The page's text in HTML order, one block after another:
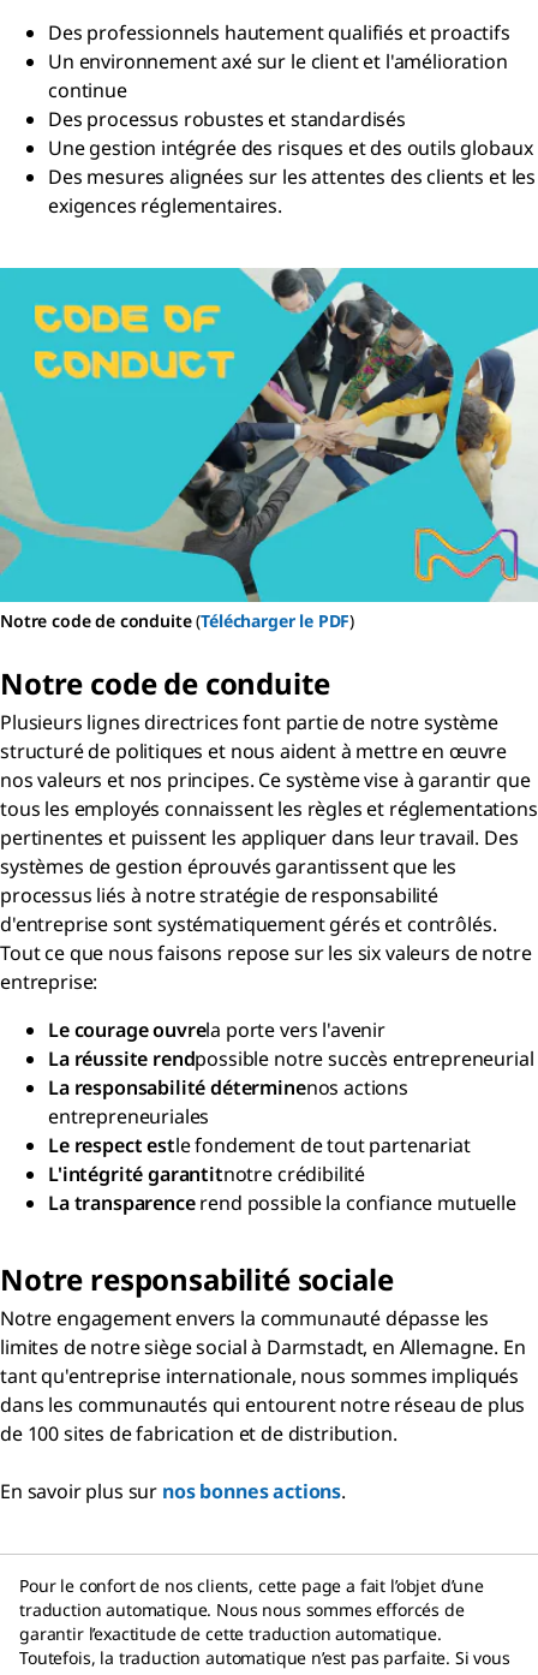
Des professionnels hautement qualifiés et proactifs
Un environnement axé sur le client et l'amélioration
continue
Des processus robustes et standardisés
Une gestion intégrée des risques et des outils globaux
Des mesures alignées sur les attentes des clients et les
exigences réglementaires.
Notre code de conduite(Télécharger le PDF)
Notre code de conduite
Plusieurs lignes directrices font partie de notre système
structuré de politiques et nous aident à mettre en œuvre
nos valeurs et nos principes. Ce système vise à garantir que
tous les employés connaissent les règles et réglementations
pertinentes et puissent les appliquer dans leur travail. Des
systèmes de gestion éprouvés garantissent que les
processus liés à notre stratégie de responsabilité
d'entreprise sont systématiquement gérés et contrôlés.
Tout ce que nous faisons repose sur les six valeurs de notre
entreprise:
Le courage ouvrela porte vers l'avenir
La réussite rendpossible notre succès entrepreneurial
La responsabilité déterminenos actions
entrepreneuriales
Le respect estle fondement de tout partenariat
L'intégrité garantitnotre crédibilité
La transparencerend possible la confiance mutuelle
Notre responsabilité sociale
Notre engagement envers la communauté dépasse les
limites de notre siège social à Darmstadt, en Allemagne. En
tant qu'entreprise internationale, nous sommes impliqués
dans les communautés qui entourent notre réseau de plus
de 100 sites de fabrication et de distribution.
En savoir plus sur nos bonnes actions.
Pour le confort de nos clients, cette page a fait l’objet d’une
traduction automatique. Nous nous sommes efforcés de
garantir l’exactitude de cette traduction automatique.
Toutefois, la traduction automatique n’est pas parfaite. Si vous